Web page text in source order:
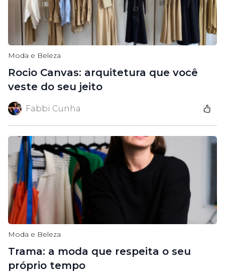
Moda e Beleza
Rocio Canvas: arquitetura que você
veste do seu jeito
Fabbi Cunha
Moda e Beleza
Trama: a moda que respeita o seu
próprio tempo